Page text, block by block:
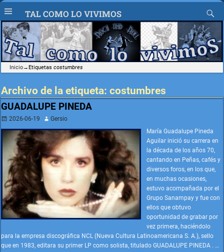
TAL COMO LO VIVIMOS
Inicio→Etiquetascostumbres
Archivo de la etiqueta:costumbres
GUADALUPE PINEDA
2026-06-19
Gersio
María Guadalupe Pineda
Aguilar inició su carrera en
la década de los años 70,
cantando en Peñas, cafés y
diversos foros, en los que,
en muchas ocasiones,
estuvo acompañada por el
Grupo Sanampay y fue con
ellos que obtuvo
oportunidad de grabar por
vez primera, haciéndolo
para la empresa discográfica NCL (Nueva Cultura Latinoamericana S. A.), sello
que en 1983, editara su primer LP como solista, titulado GUADALUPE PINEDA . …